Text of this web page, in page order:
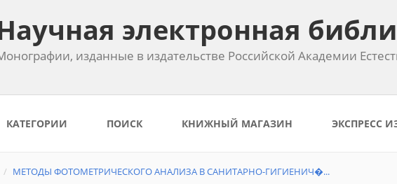
электронная
изданные в издательстве Российской Академии
КАТЕГОРИИ ПОИСК КНИЖНЫЙ МАГАЗИН ЭКСПРЕСС
МЕТОДЫ ФОТОМЕТРИЧЕСКОГО АНАЛИЗА В САНИТАРНО-ГИГИЕНИЧ�...